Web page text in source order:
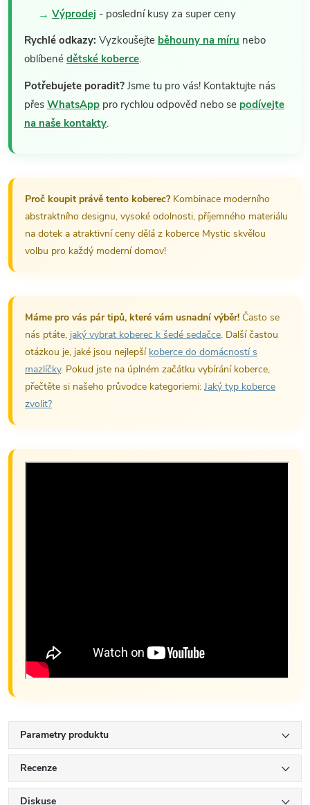
Výprodej - poslední kusy za super ceny
Rychlé odkazy: Vyzkoušejte běhouny na míru nebo
oblíbené dětské koberce.
Potřebujete poradit? Jsme tu pro vás! Kontaktujte nás
přes WhatsApp pro rychlou odpověď nebo se podívejte
na naše kontakty.
Proč koupit právě tento koberec?Kombinace moderního
abstraktního designu, vysoké odolnosti, příjemného materiálu
na dotek a atraktivní ceny dělá z koberce Mystic skvělou
volbu pro každý moderní domov!
Máme pro vás pár tipů, které vám usnadní výběr! Často se
nás ptáte, jaký vybrat koberec k šedé sedačce. Další častou
otázkou je, jaké jsou nejlepší koberce do domácností s
mazlíčky. Pokud jste na úplném začátku vybírání koberce,
přečtěte si našeho průvodce kategoriemi: Jaký typ koberce
zvolit?
Parametry produktu
Recenze
Diskuse